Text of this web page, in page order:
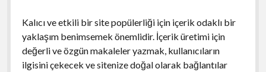
Kalıcı ve etkili bir site popülerliği için içerik odaklı bir
yaklaşım benimsemek önemlidir. İçerik üretimi için
değerli ve özgün makaleler yazmak, kullanıcıların
ilgisini çekecek ve sitenize doğal olarak bağlantılar